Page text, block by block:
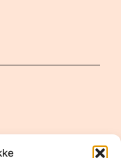
våre opplevelser og